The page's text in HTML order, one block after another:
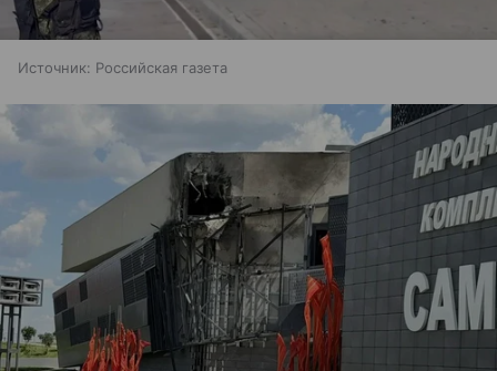
Источник: Российская газета